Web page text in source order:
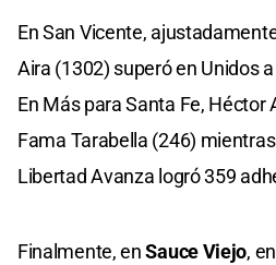
En San Vicente,
Aira (1302) superó en Unidos
En Más para Santa Fe, Héctor
Fama Tarabella (246)
Libertad Avanza logró 359
Finalmente, enSauce Viejo,